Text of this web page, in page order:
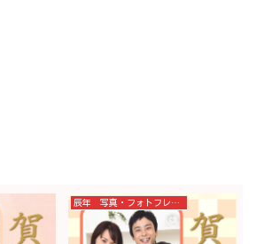
辰年 写真・フォトフレーム